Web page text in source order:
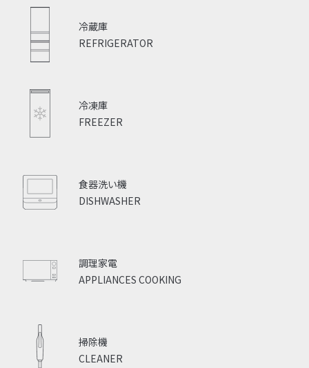
REFRIGERATOR
冷蔵庫
FREEZER
冷凍庫
DISHWASHER
食器洗い機
APPLIANCES COOKING
調理家電
CLEANER
掃除機